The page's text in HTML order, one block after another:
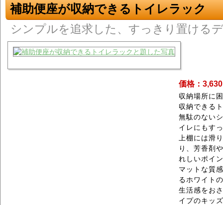
補助便座が収納できるトイレラック
シンプルを追求した、すっきり置ける
価格：
収納場所に
収納できる
無駄のない
イレにもす
上棚には滑
り、芳香剤
れしいポイ
マットな質
るホワイト
生活感をお
イプのキッ